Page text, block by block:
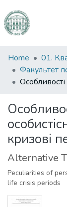
Communities
&
Collections
Statistics
Home
кризові
Alternative
Peculiarities of
life crisis periods